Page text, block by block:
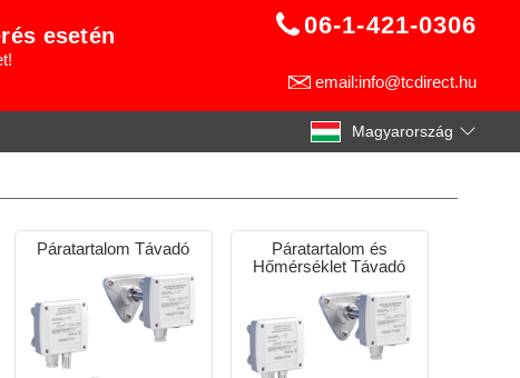
Magyarország
06-1-421-0306
email:info@tcdirect.hu
esetén
Páratartalom Távadó
Páratartalom és
Hőmérséklet Távadó